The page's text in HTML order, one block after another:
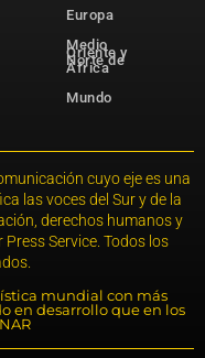
Europa
Medio
Oriente y
Norte de
África
Mundo
cuyo eje es una
las voces del Sur y de la
derechos humanos y
Service. Todos los
mundial con más
en desarrollo que en los